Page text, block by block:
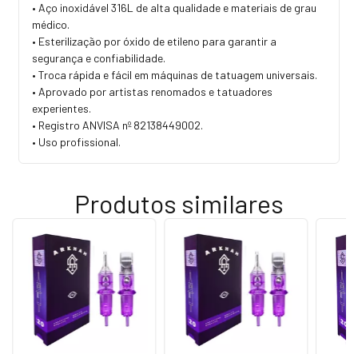
• Aço inoxidável 316L de alta qualidade e materiais de grau
médico.
• Esterilização por óxido de etileno para garantir a
segurança e confiabilidade.
• Troca rápida e fácil em máquinas de tatuagem universais.
• Aprovado por artistas renomados e tatuadores
experientes.
• Registro ANVISA nº 82138449002.
• Uso profissional.
Produtos similares